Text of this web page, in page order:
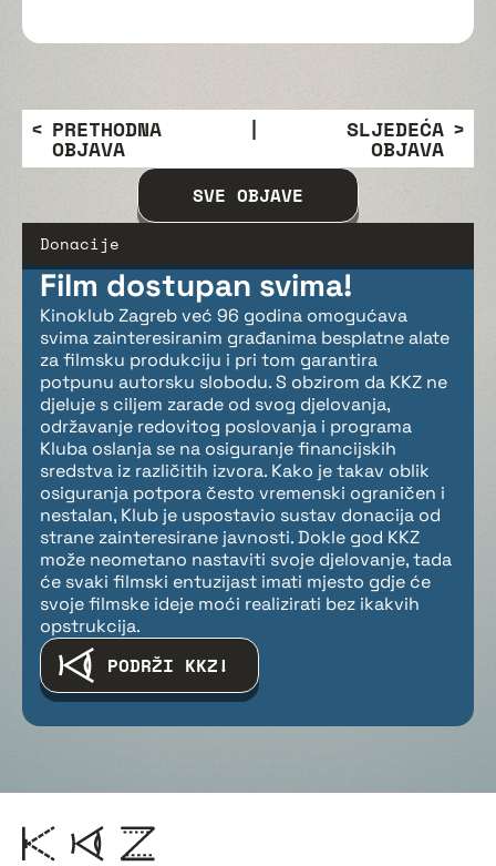
PRETHODNA
OBJAVA
| SLJEDEĆA
OBJAVA
SVE OBJAVE
Donacije
Film dostupan svima!
Kinoklub Zagreb već 96 godina omogućava
svima zainteresiranim građanima besplatne alate
za filmsku produkciju i pri tom garantira
potpunu autorsku slobodu. S obzirom da KKZ ne
djeluje s ciljem zarade od svog djelovanja,
održavanje redovitog poslovanja i programa
Kluba oslanja se na osiguranje financijskih
sredstva iz različitih izvora. Kako je takav oblik
osiguranja potpora često vremenski ograničen i
nestalan, Klub je uspostavio sustav donacija od
strane zainteresirane javnosti. Dokle god KKZ
može neometano nastaviti svoje djelovanje, tada
će svaki filmski entuzijast imati mjesto gdje će
svoje filmske ideje moći realizirati bez ikakvih
opstrukcija.
PODRŽI KKZ!